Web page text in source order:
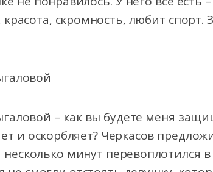
скромность, любит спорт.
– как вы будете меня
и оскорбляет? Черкасов
минут перевоплотился